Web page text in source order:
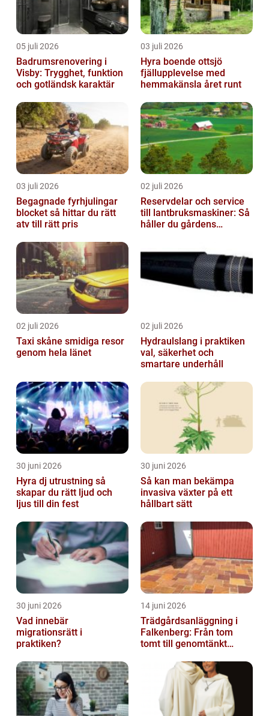
05 juli 2026
Badrumsrenovering i
Visby: Trygghet, funktion
och gotländsk karaktär
03 juli 2026
Hyra boende ottsjö
fjällupplevelse med
hemmakänsla året runt
03 juli 2026
Begagnade fyrhjulingar
blocket så hittar du rätt
atv till rätt pris
02 juli 2026
Reservdelar och service
till lantbruksmaskiner: Så
håller du gårdens
02 juli 2026
Taxi skåne smidiga resor
genom hela länet
02 juli 2026
Hydraulslang i praktiken
val, säkerhet och
smartare underhåll
30 juni 2026
Hyra dj utrustning så
skapar du rätt ljud och
ljus till din fest
30 juni 2026
Så kan man bekämpa
invasiva växter på ett
hållbart sätt
30 juni 2026
Vad innebär
migrationsrätt i
praktiken?
14 juni 2026
Trädgårdsanläggning i
Falkenberg: Från tom
tomt till genomtänkt